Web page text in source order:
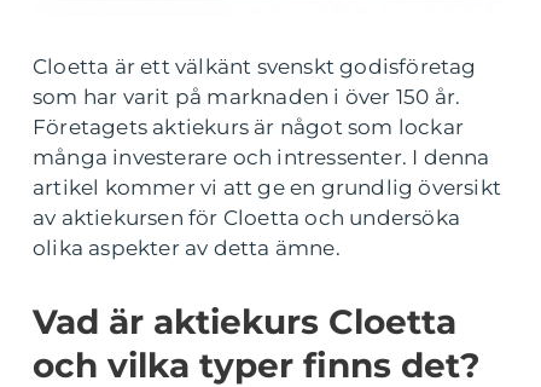
Cloetta är ett välkänt svenskt godisföretag
som har varit på marknaden i över 150 år.
Företagets aktiekurs är något som lockar
många investerare och intressenter. I denna
artikel kommer vi att ge en grundlig översikt
av aktiekursen för Cloetta och undersöka
olika aspekter av detta ämne.
Vad är aktiekurs Cloetta
och vilka typer finns det?